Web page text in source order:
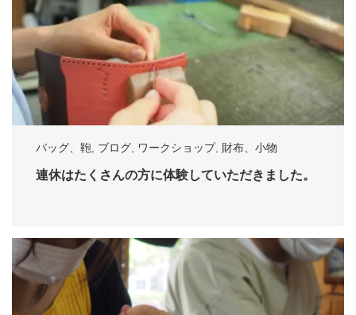
バッグ、鞄, ブログ, ワークショップ, 財布、小物
連休はたくさんの方に体験していただきました。